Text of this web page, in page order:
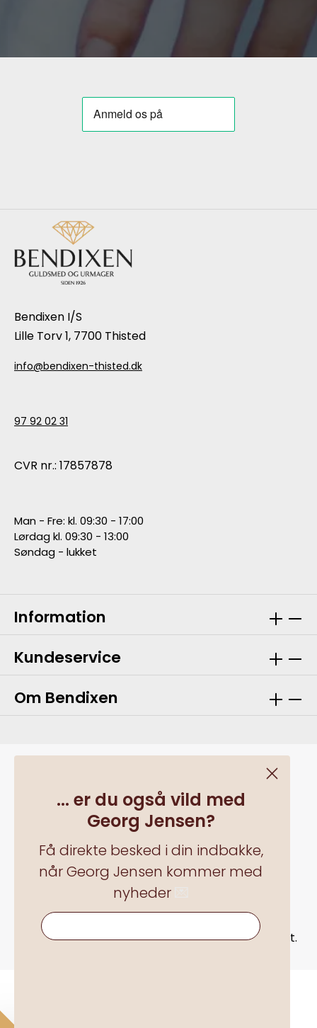
Bendixen I/S
Lille Torv 1, 7700 Thisted
info@bendixen-thisted.dk
97 92 02 31
CVR nr.: 17857878
Man - Fre: kl. 09:30 - 17:00
Lørdag kl. 09:30 - 13:00
Søndag - lukket
Information
Kundeservice
Om Bendixen
Alle priser inkl. moms plus
forsendelsesomkostningerog eventuelle
leveringsomkostninger, hvis ikke andet er angivet.
... er du også vild med
Georg Jensen?
Få direkte besked i din indbakke,
når Georg Jensen kommer med
nyheder💌
... er du også vild med Georg Jensen?